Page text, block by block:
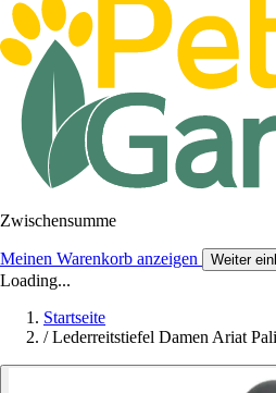
Zwischensumme
Meinen Warenkorb anzeigen Weiter
Loading...
Startseite
/ Lederreitstiefel Damen Ariat